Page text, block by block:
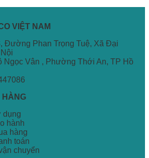
VIỆT NAM
Đường Phan Trọng Tuệ, Xã Đại
Ngọc Vân , Phường Thới An, TP Hồ
HÀNG
dụng
hành
hàng
toán
chuyển